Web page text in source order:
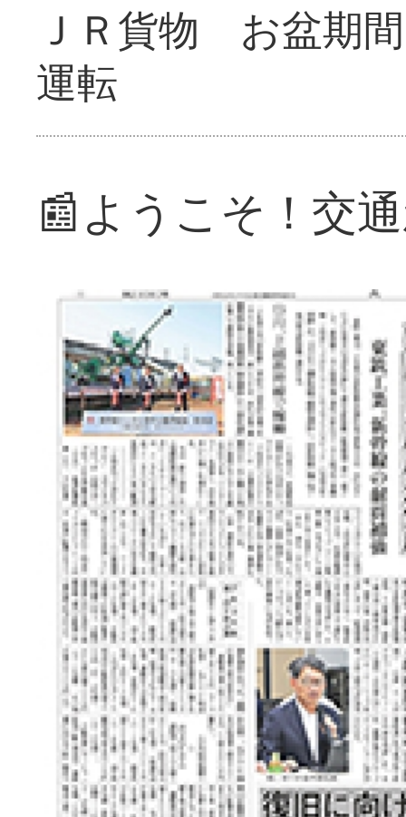
ＪＲ貨物 お盆期
運転
📰ようこそ！交